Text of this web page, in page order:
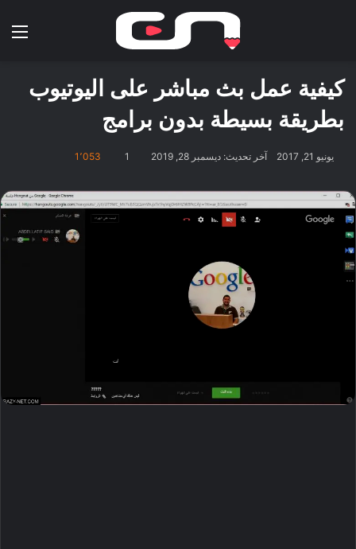
كيفية عمل بث مباشر على اليوتيوب
بطريقة بسيطة بدون برامج
يونيو 21, 2017 آخر تحديث: ديسمبر 28, 2019 1 1٬053